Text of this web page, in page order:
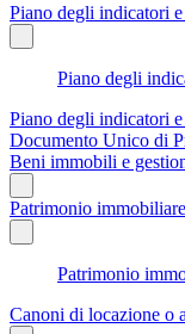
Piano degli indicatori
Piano degli
Piano degli indicatori
Documento Unico di
Beni immobili e
Patrimonio immobiliare
Patrimonio
Canoni di locazione o